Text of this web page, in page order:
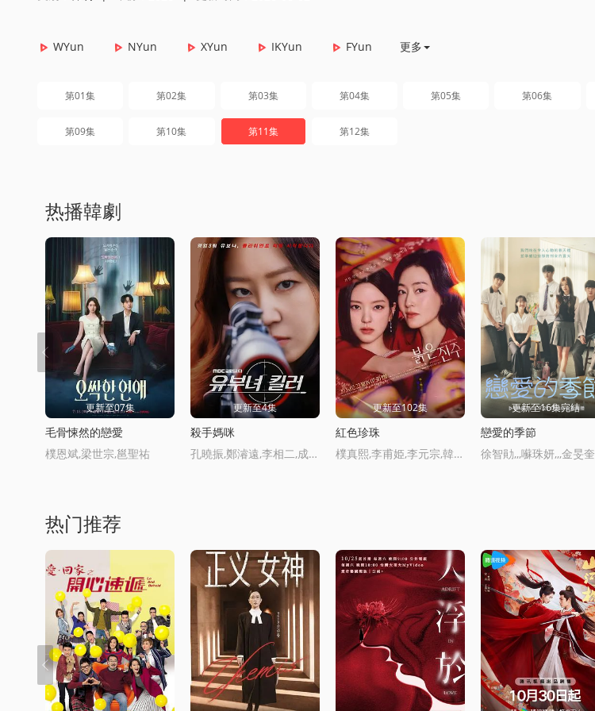
WYun NYun XYun IKYun FYun 更多
第01集 第02集 第03集 第04集 第05集 第06集
第09集 第10集 第11集 第12集
热播韓劇
更新至07集
毛骨悚然的戀愛
樸恩斌,梁世宗,邕聖祐
更新至4集
殺手媽咪
孔曉振,鄭濬遠,李相二,成東日
更新至102集
紅色珍珠
樸真熙,李甫姫,李元宗,韓振熙,李應敬,李代延,金惠仙,金宣敬,이정용,채빈
更新至16集完结
戀愛的季節
热门推荐